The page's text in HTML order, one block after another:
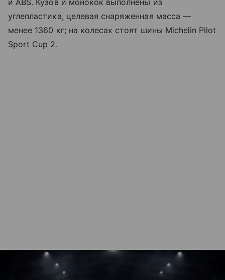
и ABS. Кузов и монокок выполнены из
углепластика, целевая снаряженная масса —
менее 1360 кг; на колесах стоят шины Michelin Pilot
Sport Cup 2.